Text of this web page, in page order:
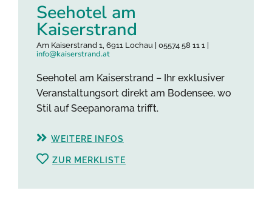
Seehotel am
Kaiserstrand
Am Kaiserstrand 1, 6911 Lochau | 05574 58 11 1 |
info@kaiserstrand.at
Seehotel am Kaiserstrand – Ihr exklusiver
Veranstaltungsort direkt am Bodensee, wo
Stil auf Seepanorama trifft.
WEITERE INFOS
ZUR MERKLISTE